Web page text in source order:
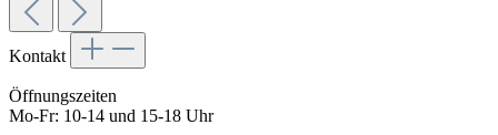
Kontakt
Öffnungszeiten
Mo-Fr: 10-14 und 15-18 Uhr